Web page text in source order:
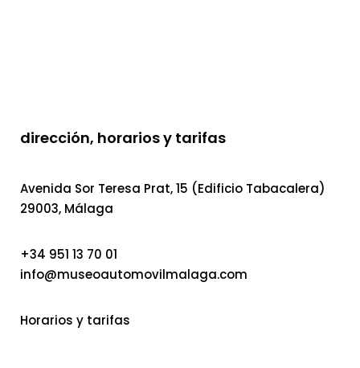
dirección, horarios y tarifas
Avenida Sor Teresa Prat, 15 (Edificio Tabacalera)
29003, Málaga
+34 951 13 70 01
info@museoautomovilmalaga.com
Horarios y tarifas